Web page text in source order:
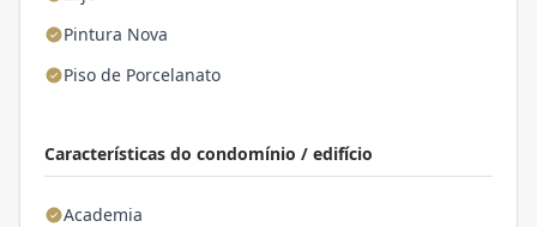
Pintura Nova
Piso de Porcelanato
Características do condomínio / edifício
Academia